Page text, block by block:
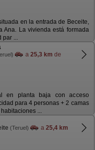
en la entrada de Beceite,
Ana. La vivienda está formada
par ...
a 25,3 km de
en planta baja con acceso
para 4 personas + 2 camas
...
(Teruel) a 25,4 km